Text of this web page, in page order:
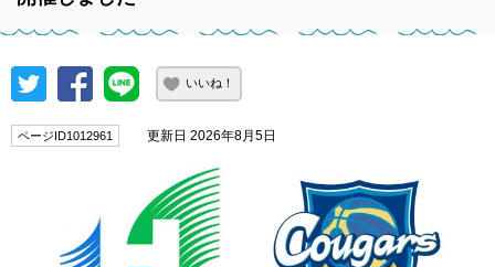
いいね！
ページID1012961 更新日 2026年8月5日